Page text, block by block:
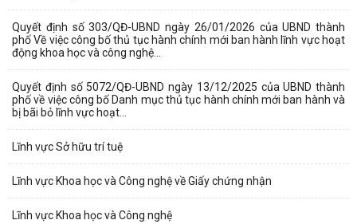
Quyết định số 303/QĐ-UBND ngày 26/01/2026 của UBND thành
phố Về việc công bố thủ tục hành chính mới ban hành lĩnh vực hoạt
động khoa học và công nghệ...
Quyết định số 5072/QĐ-UBND ngày 13/12/2025 của UBND thành
phố về việc công bố Danh mục thủ tục hành chính mới ban hành và
bị bãi bỏ lĩnh vực hoạt...
Lĩnh vực Sở hữu trí tuệ
Lĩnh vực Khoa học và Công nghệ về Giấy chứng nhận
Lĩnh vực Khoa học và Công nghệ